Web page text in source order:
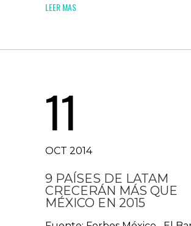
LEER MAS
11
OCT 2014
9 PAÍSES DE LATAM
CRECERÁN MÁS QUE
MÉXICO EN 2015